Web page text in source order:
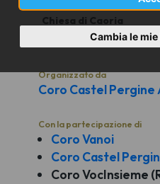
Cambia le
Chiesa di Caoria
Organizzato da
Coro Castel Pergine
Con la partecipazione di
Coro Vanoi
Coro Castel
Coro VocInsieme